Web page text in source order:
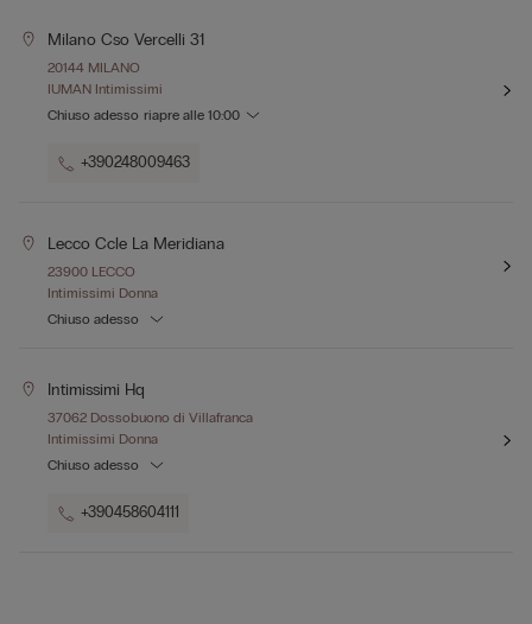
Milano Cso Vercelli 31
20144 MILANO
IUMAN Intimissimi
Chiuso adesso riapre alle 10:00
+390248009463
Lecco Ccle La Meridiana
23900 LECCO
Intimissimi Donna
Chiuso adesso
Intimissimi Hq
37062 Dossobuono di Villafranca
Intimissimi Donna
Chiuso adesso
+390458604111